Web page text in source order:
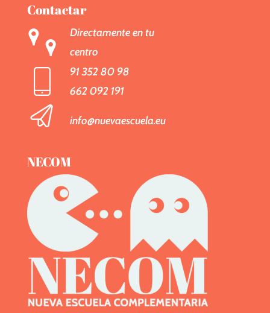
Contactar
Directamente en tu
centro
91 352 80 98
662 092 191
info@nuevaescuela.eu
NECOM